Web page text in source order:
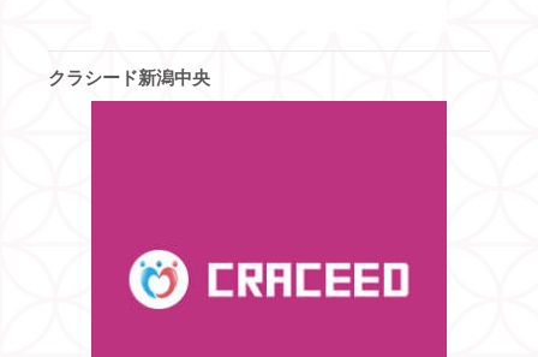
クラシード新潟中央